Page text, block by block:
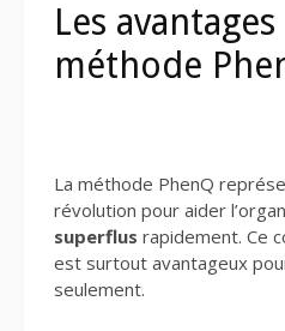
Les
méthode
La méthode PhenQ
révolution pour aider
superflus rapidement. Ce
est surtout avantageux
seulement.